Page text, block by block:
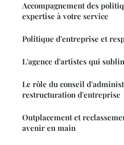
Accompagnement des
expertise à votre service
Politique d'entreprise et
L'agence d'artistes qui
Le rôle du conseil
restructuration d'entreprise
Outplacement et
avenir en main